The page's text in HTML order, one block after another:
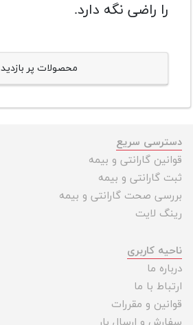
را راضی نگه دارد.
محصولات پر بازدید
دسترسی سریع
قوانین گارانتی و بیمه
ثبت گارانتی و بیمه
بررسی صحت گارانتی و بیمه
رینگ لایت
ناحیه کاربری
درباره ما
ارتباط با ما
قوانین و مقررات